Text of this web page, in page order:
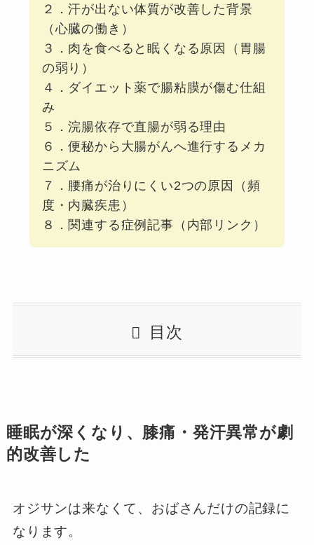
２．汗が出ない体質が改善した背景
（心臓の働き）
３．肉を食べると眠くなる原因（胃腸
の弱り）
４．ダイエット薬で腸粘膜が傷む仕組
み
５．浣腸依存で直腸が弱る理由
６．便秘から大腸がんへ進行するメカ
ニズム
７．腰痛が治りにくい2つの原因（頻
度・内臓疾患）
８．関連する症例記事（内部リンク）
目次
睡眠が深くなり、膝痛・発汗異常が劇
的改善した
オジサンは来なくて、おばさんだけの記録に
なります。